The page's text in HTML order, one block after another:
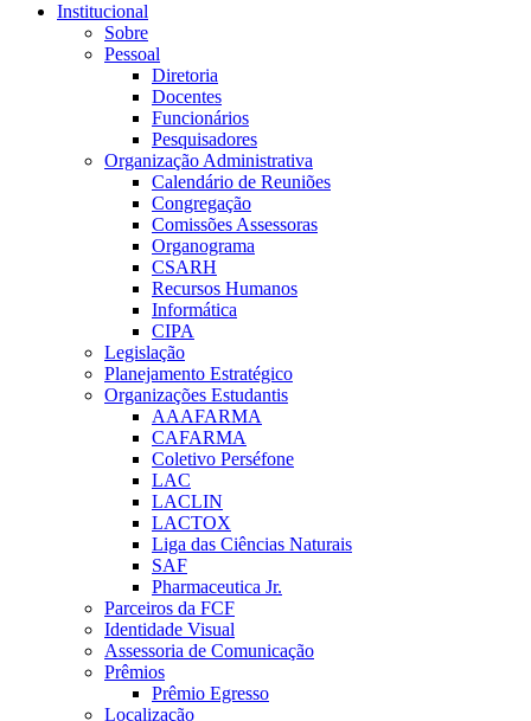
Institucional
Sobre
Pessoal
Diretoria
Docentes
Funcionários
Pesquisadores
Organização Administrativa
Calendário de Reuniões
Congregação
Comissões Assessoras
Organograma
CSARH
Recursos Humanos
Informática
CIPA
Legislação
Planejamento Estratégico
Organizações Estudantis
AAAFARMA
CAFARMA
Coletivo Perséfone
LAC
LACLIN
LACTOX
Liga das Ciências Naturais
SAF
Pharmaceutica Jr.
Parceiros da FCF
Identidade Visual
Assessoria de Comunicação
Prêmios
Prêmio Egresso
Localização